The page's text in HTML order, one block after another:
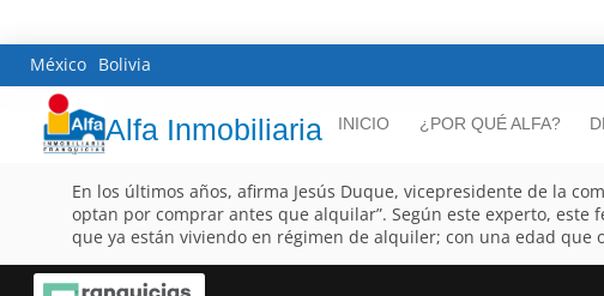
México Bolivia
Alfa Inmobiliaria INICIO ¿POR QUÉ ALFA?
En los últimos años, afirma Jesús Duque, vicepresidente de la
optan por comprar antes que alquilar”. Según este experto,
que ya están viviendo en régimen de alquiler; con una edad que